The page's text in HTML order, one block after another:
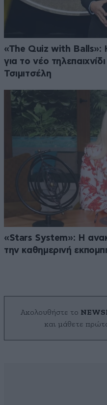
«The Quiz with Balls»:
για το νέο
Τσιμιτσέλη
«Stars System»: Η
την καθημερινή
Ακολουθήστε το
και μάθετε